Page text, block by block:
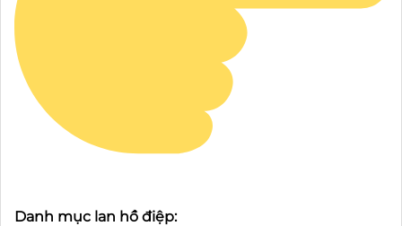
Danh mục lan hồ điệp: